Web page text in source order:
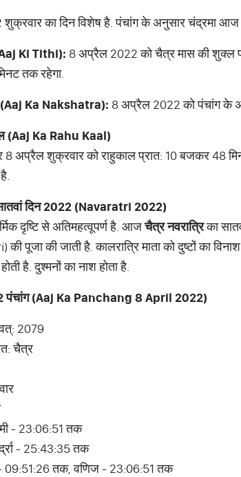
का दिन विशेष है. पंचांग के अनुसार चंद्रमा
Ki Tithi): 8 अप्रैल 2022 को चैत्र मास की शुक्ल
तक रहेगा.
Ka Nakshatra): 8 अप्रैल 2022 को पंचांग के
(Aaj Ka Rahu Kaal)
अप्रैल शुक्रवार को राहुकाल प्रात: 10 बजकर 48
दिन2022 (Navaratri 2022)
दृष्टि से अतिमहत्वूपर्ण है. आजचैत्रनवरात्रिका
पूजा की जाती है. कालरात्रि माता को दुष्टों का
है. दुश्मनों का नाश होता है.
पंचांग(Aaj Ka Panchang 8 April 2022)
2079
चैत्र
- 23:06:51 तक
- 25:43:35 तक
09:51:26 तक, वणिज - 23:06:51 तक